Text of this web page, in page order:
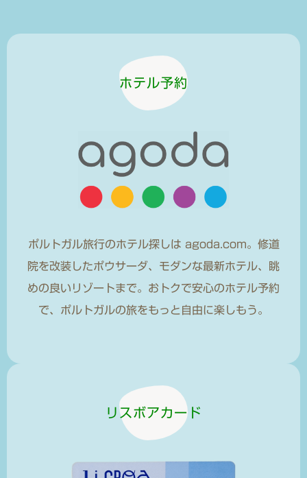
ホテル予約
ポルトガル旅行のホテル探しは agoda.com。修道
院を改装したポウサーダ、モダンな最新ホテル、眺
めの良いリゾートまで。おトクで安心のホテル予約
で、ポルトガルの旅をもっと自由に楽しもう。
リスボアカード